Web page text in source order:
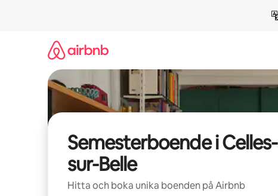
Semesterboende i Celles-
sur-Belle
Hitta och boka unika boenden på Airbnb